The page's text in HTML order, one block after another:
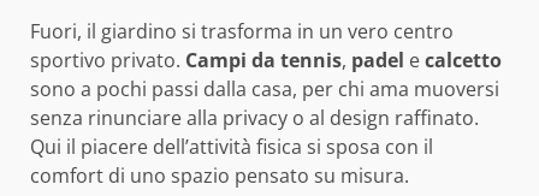
Fuori, il giardino si trasforma in un vero centro
sportivo privato. Campi da tennis, padel ecalcetto
sono a pochi passi dalla casa, per chi ama muoversi
senza rinunciare alla privacy o al design raffinato.
Qui il piacere dell’attività fisica si sposa con il
comfort di uno spazio pensato su misura.